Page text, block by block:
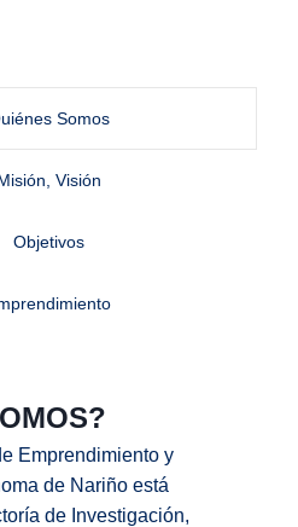
Somos
Visión
Objetivos
Emprendimiento y
de Nariño está
de Investigación,